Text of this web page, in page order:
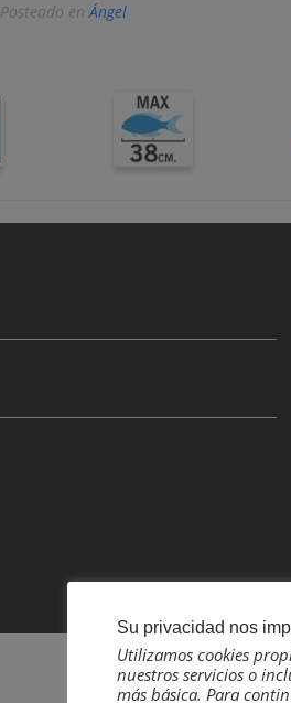
. Posteado enÁngel
Su privacidad nos
Utilizamos cookies
nuestros servicios o
más básica. Para